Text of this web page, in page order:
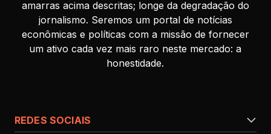
amarras acima descritas; longe da degradação do
jornalismo. Seremos um portal de notícias
econômicas e políticas com a missão de fornecer
um ativo cada vez mais raro neste mercado: a
honestidade.
REDES SOCIAIS